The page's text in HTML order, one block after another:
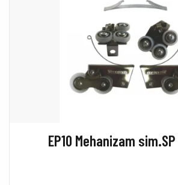
EP10 Mehanizam